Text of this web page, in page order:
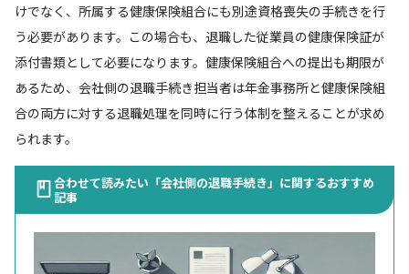
けでなく、所属する健康保険組合にも別途資格喪失の手続きを行
う必要があります。この場合も、退職した従業員の健康保険証が
添付書類として必要になります。健康保険組合への提出も期限が
あるため、会社側の退職手続き担当者は年金事務所と健康保険組
合の両方に対する退職処理を同時に行う体制を整えることが求め
られます。
合わせて読みたい「会社側の退職手続き」に関するおすすめ
記事